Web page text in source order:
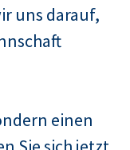
uns darauf,
einen